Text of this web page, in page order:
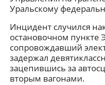
Уральскому
Инцидент случился
остановочном пункте
сопровождавший
задержал
зацепившись за
вторым вагонами.